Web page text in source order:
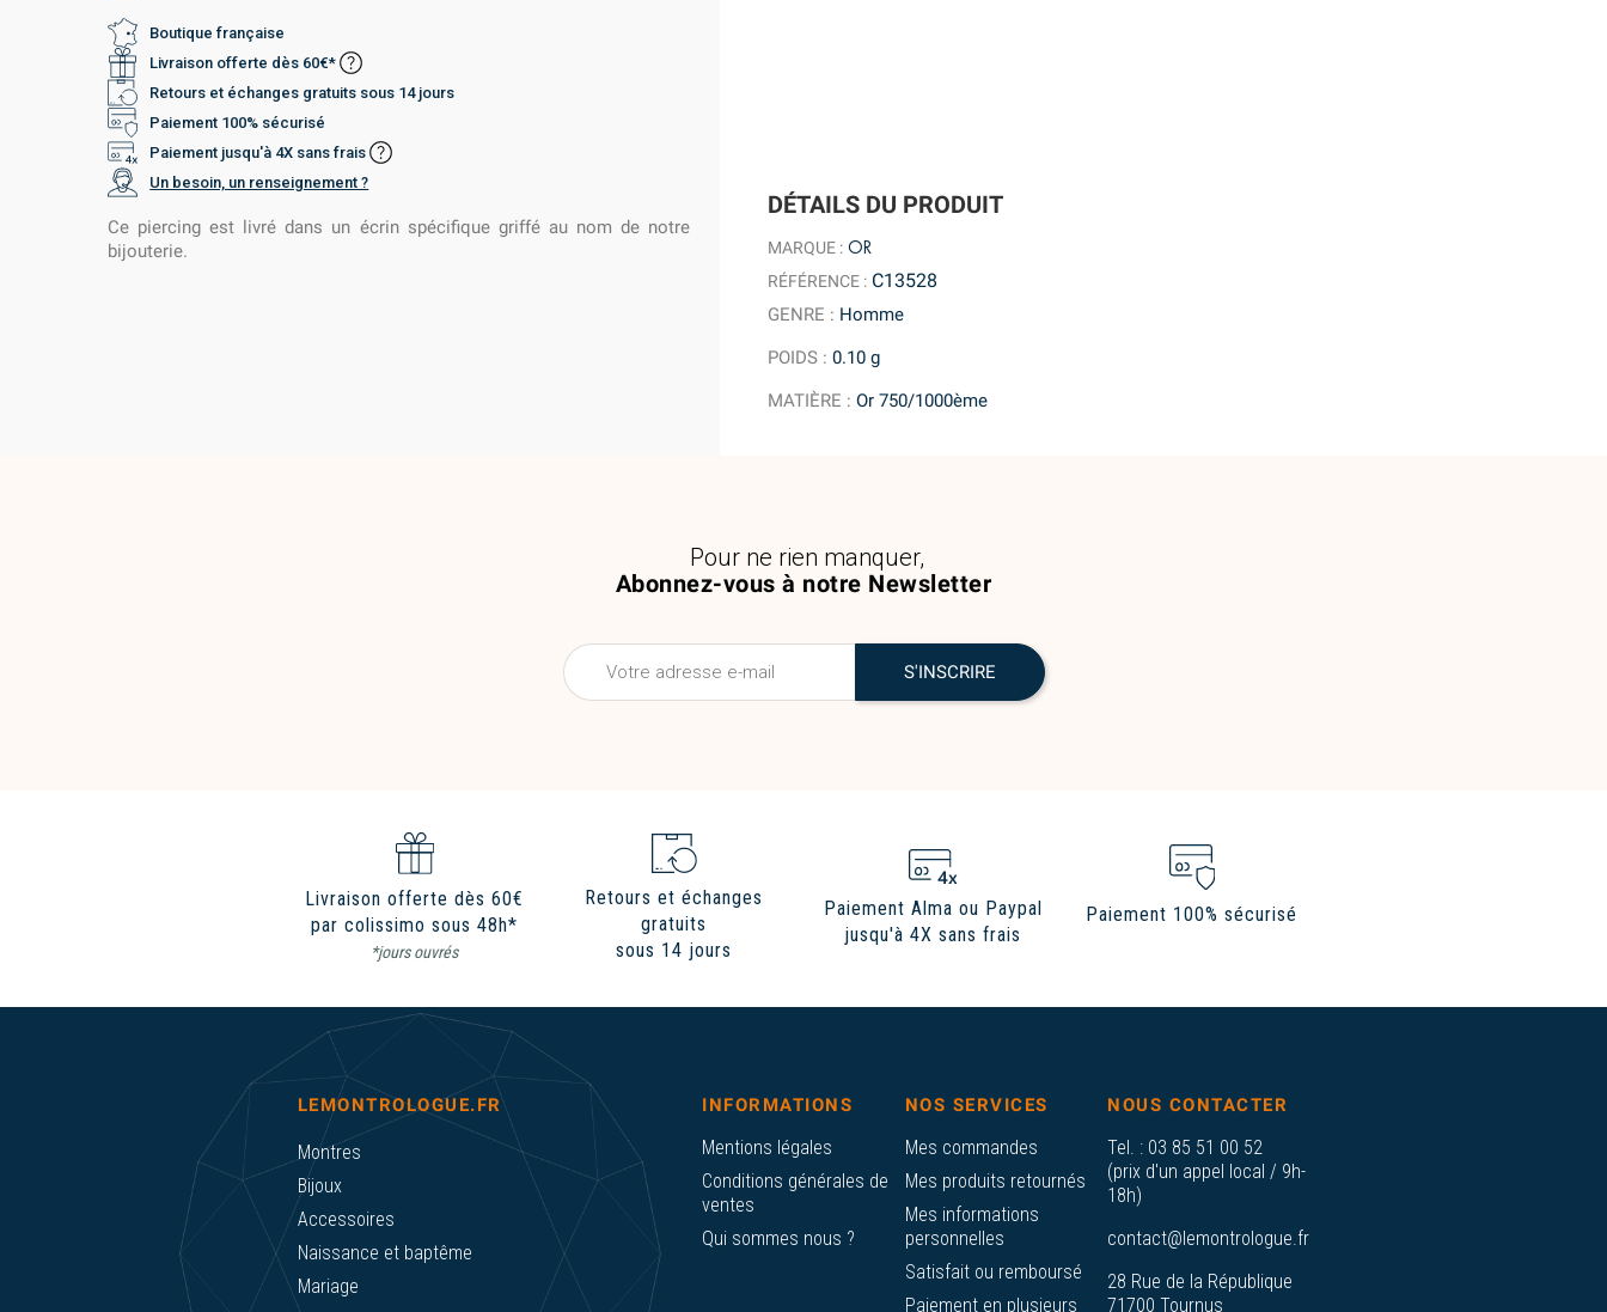
DÉTAILS DU PRODUIT
MARQUE : OR
RÉFÉRENCE : C13528
GENRE : Homme
POIDS: 0.10 g
MATIÈRE : Or 750/1000ème
Boutique française
Livraison offerte dès 60€*
Retours et échanges gratuits sous 14 jours
Paiement 100% sécurisé
Paiement jusqu'à 4X sans frais
Un besoin, un renseignement ?
Ce piercing est livré dans un écrin spécifique griffé au nom de notre
bijouterie.
Abonnez-vous à notre Newsletter
Pour ne rien manquer,
Livraison offerte dès 60€
par colissimo sous 48h*
*jours ouvrés
Retours et échanges
gratuits
sous 14 jours
Paiement Alma ou Paypal
jusqu'à 4X sans frais
Paiement 100% sécurisé
LEMONTROLOGUE.FR
Montres
Bijoux
Accessoires
Naissance et baptême
Mariage
INFORMATIONS
Mentions légales
Conditions générales de
ventes
Qui sommes nous ?
NOS SERVICES
Mes commandes
Mes produits retournés
Mes informations
personnelles
Satisfait ou remboursé
Paiement en plusieurs
NOUS CONTACTER
Tel. : 03 85 51 00 52
(prix d'un appel local / 9h-
18h)
contact@lemontrologue.fr
28 Rue de la République
71700 Tournus